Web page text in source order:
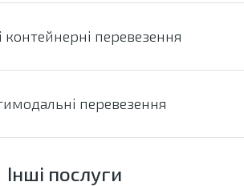
контейнерні перевезення
перевезення
Інші послуги